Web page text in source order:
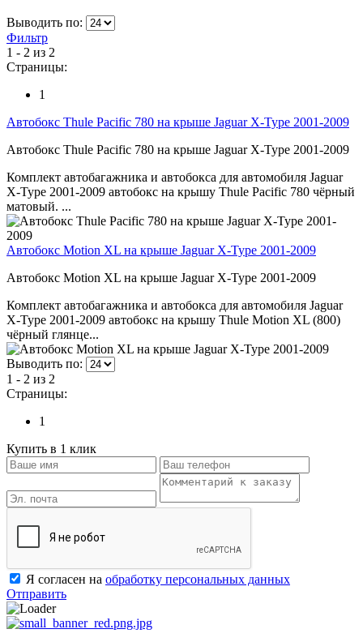
Выводить по:
Фильтр
1 - 2 из 2
Страницы:
1
Автобокс Thule Pacific 780 на крыше Jaguar X-Type 2001-2009
Автобокс Thule Pacific 780 на крыше Jaguar X-Type 2001-2009
Комплект автобагажника и автобокса для автомобиля Jaguar
X-Type 2001-2009 автобокс на крышу Thule Pacific 780 чёрный
матовый. ...
Автобокс Motion XL на крыше Jaguar X-Type 2001-2009
Автобокс Motion XL на крыше Jaguar X-Type 2001-2009
Комплект автобагажника и автобокса для автомобиля Jaguar
X-Type 2001-2009 автобокс на крышу Thule Motion XL (800)
чёрный глянце...
Выводить по:
1 - 2 из 2
Страницы:
1
Купить в 1 клик
Я согласен на обработку персональных данных
Отправить